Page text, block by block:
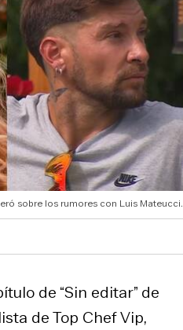
sobre los rumores con Luis Mateucci.
de “Sin editar” de
de Top Chef Vip,